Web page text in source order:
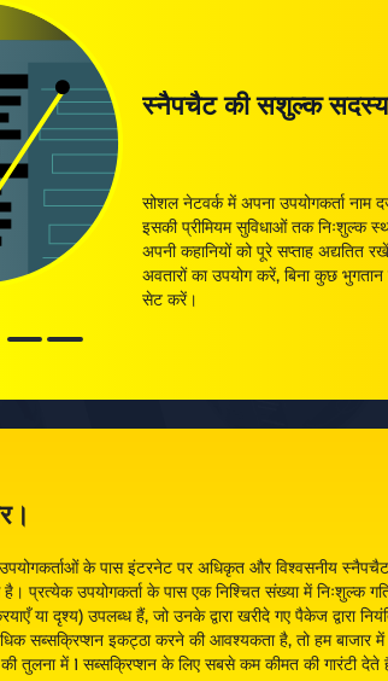
स्नैपचैट की सशुल्क
सोशल नेटवर्क में अपना उपयोगकर्ता नाम
इसकी प्रीमियम सुविधाओं तक निःशुल्क
अपनी कहानियों को पूरे सप्ताह अद्यतित
अवतारों का उपयोग करें, बिना कुछ
सेट करें।
के पास इंटरनेट पर अधिकृत और विश्वसनीय स्नैपचैट
प्रत्येक उपयोगकर्ता के पास एक निश्चित संख्या में निःशुल्क
या दृश्य) उपलब्ध हैं, जो उनके द्वारा खरीदे गए पैकेज द्वारा
सब्सक्रिप्शन इकट्ठा करने की आवश्यकता है, तो हम बाजार में
तुलना में 1 सब्सक्रिप्शन के लिए सबसे कम कीमत की गारंटी देते